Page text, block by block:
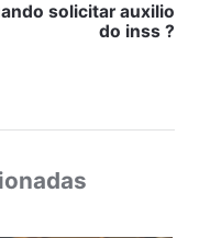
solicitar auxilio
do inss ?